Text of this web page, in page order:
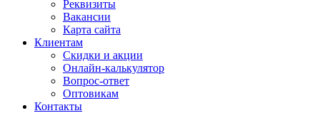
Реквизиты
Вакансии
Карта сайта
Клиентам
Скидки и акции
Онлайн-калькулятор
Вопрос-ответ
Оптовикам
Контакты